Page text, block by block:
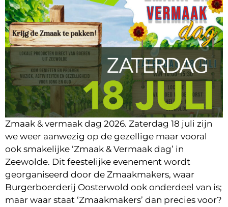
Zmaak & vermaak dag 2026. Zaterdag 18 juli zijn
we weer aanwezig op de gezellige maar vooral
ook smakelijke ‘Zmaak & Vermaak dag’ in
Zeewolde. Dit feestelijke evenement wordt
georganiseerd door de Zmaakmakers, waar
Burgerboerderij Oosterwold ook onderdeel van is;
maar waar staat ‘Zmaakmakers’ dan precies voor?